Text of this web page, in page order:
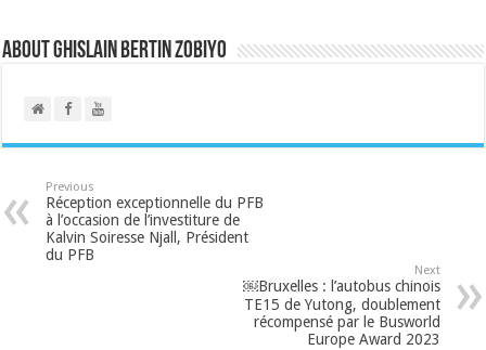
About Ghislain Bertin Zobiyo
Previous
Réception exceptionnelle du PFB
à l’occasion de l’investiture de
Kalvin Soiresse Njall, Président
du PFB
Next
￼Bruxelles : l’autobus chinois
TE15 de Yutong, doublement
récompensé par le Busworld
Europe Award 2023